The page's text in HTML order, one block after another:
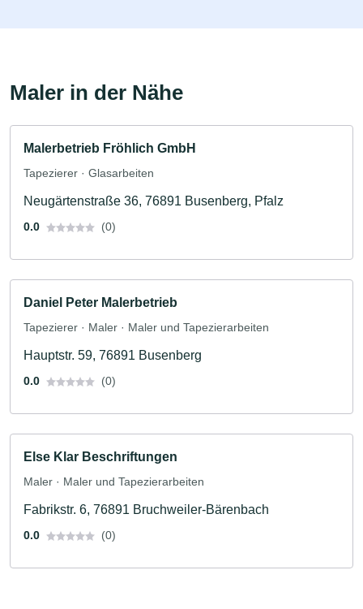
Maler in der Nähe
Malerbetrieb Fröhlich GmbH
Tapezierer · Glasarbeiten
Neugärtenstraße 36, 76891 Busenberg, Pfalz
0.0 (0)
Daniel Peter Malerbetrieb
Tapezierer · Maler · Maler und Tapezierarbeiten
Hauptstr. 59, 76891 Busenberg
0.0 (0)
Else Klar Beschriftungen
Maler · Maler und Tapezierarbeiten
Fabrikstr. 6, 76891 Bruchweiler-Bärenbach
0.0 (0)